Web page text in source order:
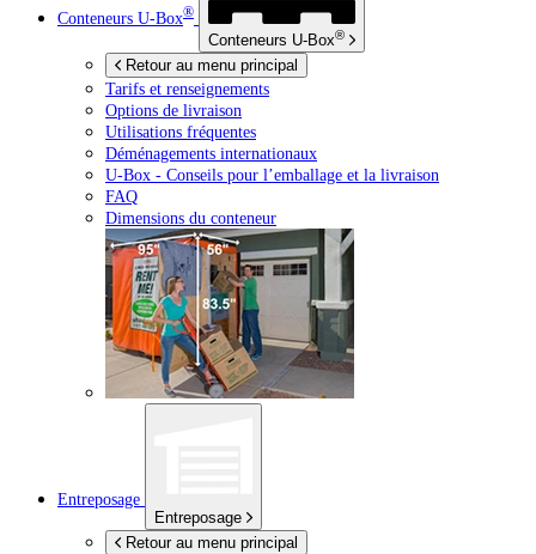
Conteneurs U-Box®
Conteneurs U-Box®
Retour au menu principal
Tarifs et renseignements
Options de livraison
Utilisations fréquentes
Déménagements internationaux
U-Box - Conseils pour l’emballage et la livraison
FAQ
Dimensions du conteneur
Entreposage
Entreposage
Retour au menu principal